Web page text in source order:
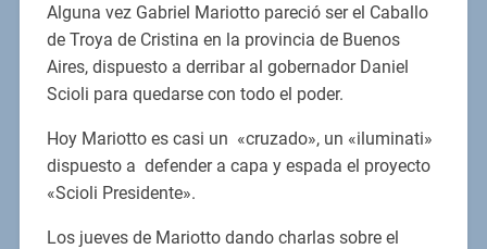
Alguna vez Gabriel Mariotto pareció ser el Caballo
de Troya de Cristina en la provincia de Buenos
Aires, dispuesto a derribar al gobernador Daniel
Scioli para quedarse con todo el poder.
Hoy Mariotto es casi un «cruzado», un «iluminati»
dispuesto a defender a capa y espada el proyecto
«Scioli Presidente».
Los jueves de Mariotto dando charlas sobre el